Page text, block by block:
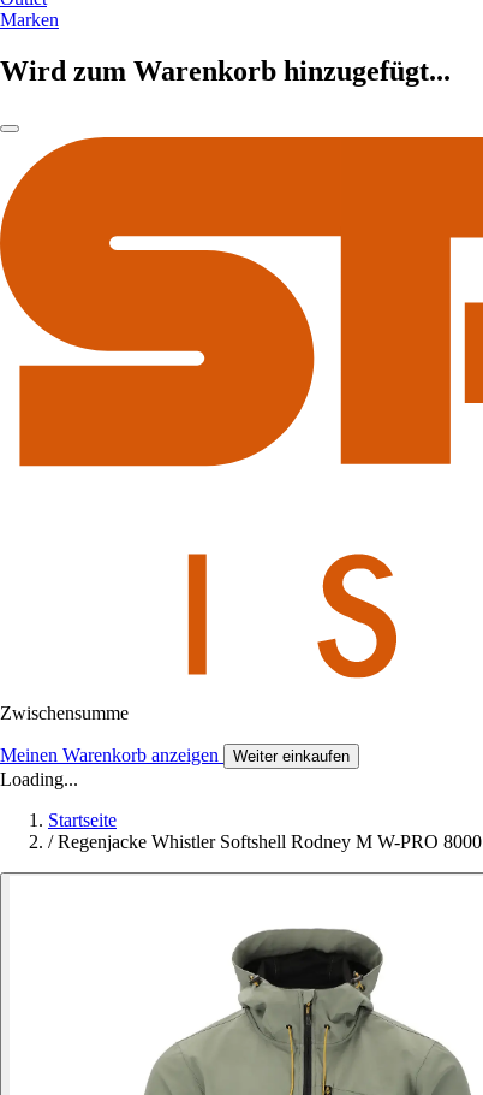
Marken
Wird zum Warenkorb hinzugefügt...
Zwischensumme
Meinen Warenkorb anzeigen Weiter einkaufen
Loading...
Startseite
/ Regenjacke Whistler Softshell Rodney M W-PRO 8000